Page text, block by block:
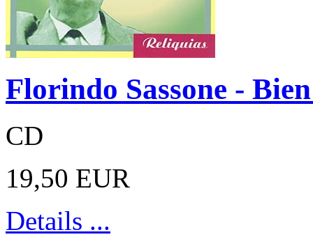
Florindo Sassone -
CD
19,50 EUR
Details ...